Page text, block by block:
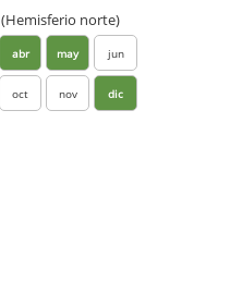
(Hemisferio norte)
abr may jun
oct nov dic